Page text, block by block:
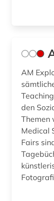
AM
den
Themen
Medical
Fairs